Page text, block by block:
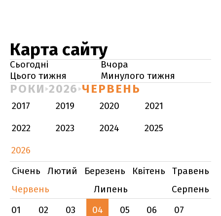
Карта сайту
Сьогодні
Вчора
Цього тижня
Минулого тижня
РОКИ 2026 ЧЕРВЕНЬ
2017 2019 2020
2021
2022
2023 2024
2025
2026
Січень
Лютий Березень Квітень
Травень
Червень
Липень
Серпень
01
02 03 04 05 06
07